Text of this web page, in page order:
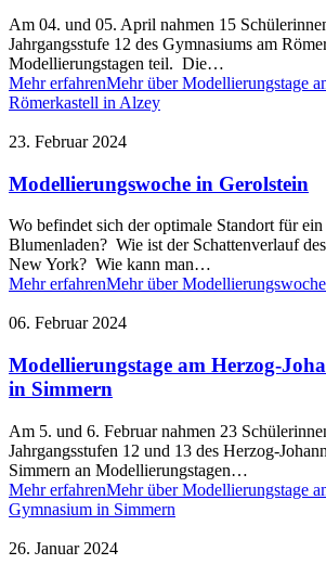
Am 04. und 05. April nahmen 15
Jahrgangsstufe 12 des Gymnasiums am
Modellierungstagen teil. Die…
Mehr erfahrenMehr über Modellierungstage
Römerkastell in Alzey
23. Februar 2024
Modellierungswoche in Gerolstein
Wo befindet sich der optimale Standort für
Blumenladen? Wie ist der Schattenverlauf
New York? Wie kann man…
Mehr erfahrenMehr über
06. Februar 2024
Modellierungstage am Herzog-
in Simmern
Am 5. und 6. Februar nahmen 23
Jahrgangsstufen 12 und 13 des Herzog-
Simmern an Modellierungstagen…
Mehr erfahrenMehr über Modellierungstage
Gymnasium in Simmern
26. Januar 2024